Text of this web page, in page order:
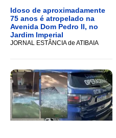
Idoso de aproximadamente
75 anos é atropelado na
Avenida Dom Pedro II, no
Jardim Imperial
JORNAL ESTÂNCIA de ATIBAIA